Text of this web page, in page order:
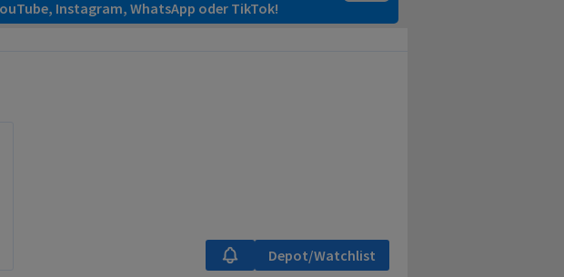
Instagram, WhatsApp oder TikTok!
Depot/Watchlist